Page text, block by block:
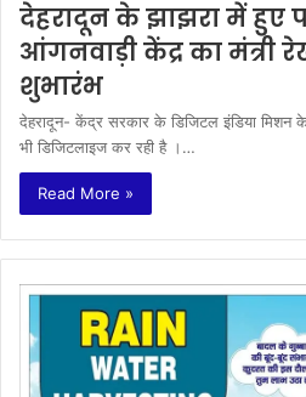
देहरादून के झाझरा में हुए
आंगनवाड़ी केंद्र का मंत्री
शुभारंभ
देहरादून- केंद्र सरकार के डिजिटल इंडिया मिशन
भी डिजिटलाइज कर रही है ।…
Read More »